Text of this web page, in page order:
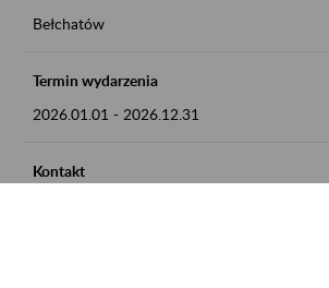
Bełchatów
Termin wydarzenia
2026.01.01 - 2026.12.31
Kontakt